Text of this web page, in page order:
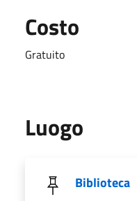
Costo
Gratuito
Luogo
Biblioteca